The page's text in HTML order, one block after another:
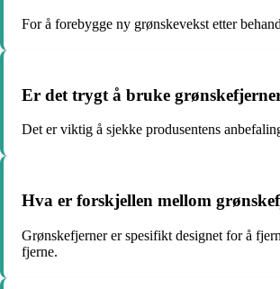
For å forebygge ny grønskevekst etter
Er det trygt å bruke
Det er viktig å sjekke produsentens
Hva er forskjellen mellom
Grønskefjerner er spesifikt designet for å
fjerne.